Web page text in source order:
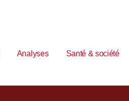
Analyses Santé & société